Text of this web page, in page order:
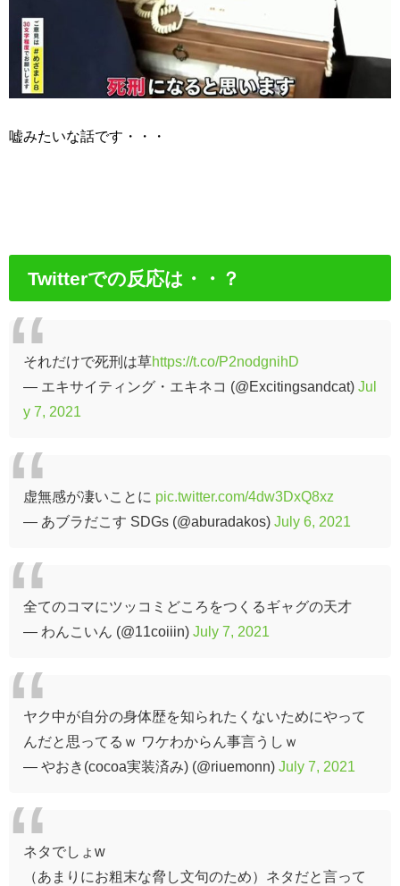
嘘みたいな話です・・・
Twitterでの反応は・・？
それだけで死刑は草https://t.co/P2nodgnihD
— エキサイティング・エキネコ (@Excitingsandcat) Jul
y 7, 2021
虚無感が凄いことに pic.twitter.com/4dw3DxQ8xz
— あブラだこす SDGs (@aburadakos) July 6, 2021
全てのコマにツッコミどころをつくるギャグの天才
— わんこいん (@11coiiin) July 7, 2021
ヤク中が自分の身体歴を知られたくないためにやって
んだと思ってるｗ ワケわからん事言うしｗ
— やおき(cocoa実装済み) (@riuemonn) July 7, 2021
ネタでしょw
（あまりにお粗末な脅し文句のため）ネタだと言って